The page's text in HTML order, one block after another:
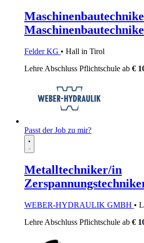
Felder KG • Hall in Tirol
Lehre Abschluss Pflichtschule ab €
Passt der Job zu mir?
Metalltechniker/in
WEBER-HYDRAULIK GMBH •
Lehre Abschluss Pflichtschule ab €